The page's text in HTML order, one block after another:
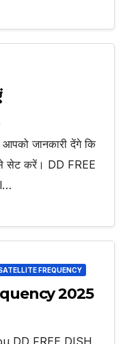
जानकारी देंगे कि
सेट करें। DD FREE
FREQUENCY
2025
DD FREE DISH